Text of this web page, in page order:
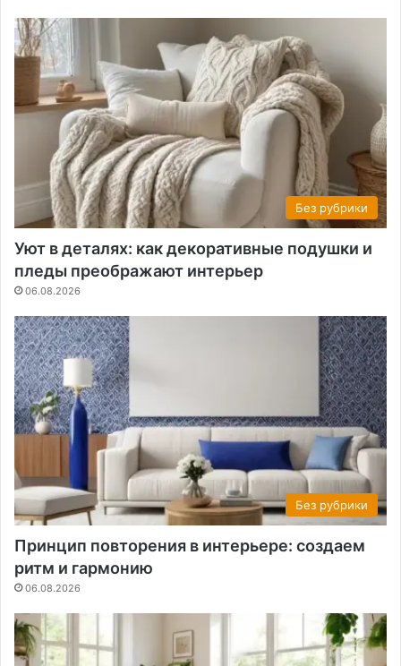
Без рубрики
Уют в деталях: как декоративные подушки и
пледы преображают интерьер
06.08.2026
Без рубрики
Принцип повторения в интерьере: создаем
ритм и гармонию
06.08.2026